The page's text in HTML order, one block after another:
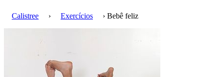
Calistree › Exercícios › Bebê feliz